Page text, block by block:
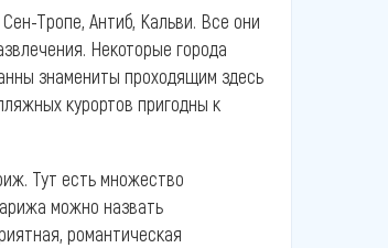
Тропе, Антиб, Кальви. Все они
Некоторые города
знамениты проходящим здесь
курортов пригодны к
Тут есть множество
можно назвать
романтическая